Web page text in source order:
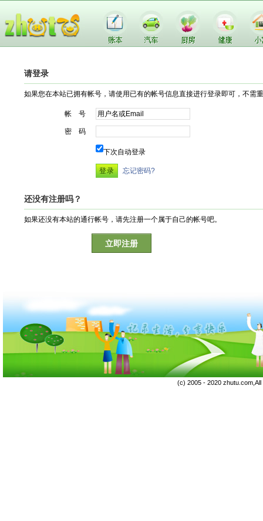
请登录
如果您在本站已拥有帐号，请使用已有的帐号信息直接进行登录即可，不需
帐 号
密 码
下次自动登录
忘记密码?
还没有注册吗？
如果还没有本站的通行帐号，请先注册一个属于自己的帐号吧。
立即注册
(c) 2005 - 2020